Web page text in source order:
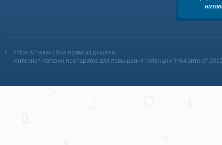
«Моя Аптека» | Все права защищены
Интернет-магазин препаратов для повышения потенции “Моя аптека”